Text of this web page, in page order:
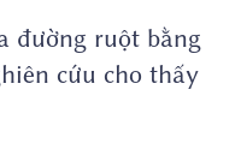
đường ruột bằng
cứu cho thấy